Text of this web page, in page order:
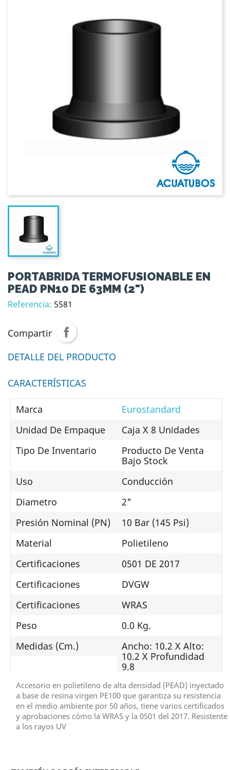
PORTABRIDA TERMOFUSIONABLE EN
PEAD PN10 DE 63MM (2")
Referencia: 5581
Compartir
DETALLE DEL PRODUCTO
Accesorio en polietileno de alta densidad (PEAD) inyectado
a base de resina virgen PE100 que garantiza su resistencia
en el medio ambiente por 50 años, tiene varios certificados
y aprobaciones cómo la WRAS y la 0501 del 2017. Resistente
a los rayos UV
CARACTERÍSTICAS
Marca
Eurostandard
Unidad De Empaque
Caja X 8 Unidades
Tipo De Inventario
Producto De Venta
Bajo Stock
Uso
Conducción
Diametro
2"
Presión Nominal (PN)
10 Bar (145 Psi)
Material
Polietileno
Certificaciones
0501 DE 2017
Certificaciones
DVGW
Certificaciones
WRAS
Peso
0.0 Kg.
Medidas (Cm.)
Ancho: 10.2 X Alto:
10.2 X Profundidad
9.8
Política de envío
Política de devolución